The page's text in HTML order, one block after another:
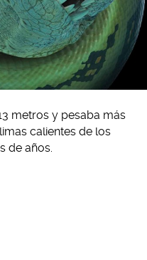
metros y pesaba más
calientes de los
de años.